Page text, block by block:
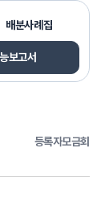
배분사례집
보고서
등록자모금회